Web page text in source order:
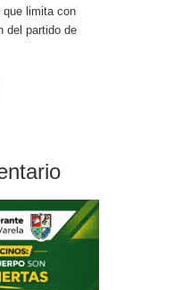
que limita con
del partido de